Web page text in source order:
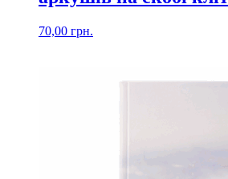
70,00 грн.